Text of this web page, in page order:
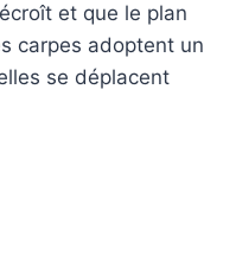
et que le plan
carpes adoptent un
se déplacent